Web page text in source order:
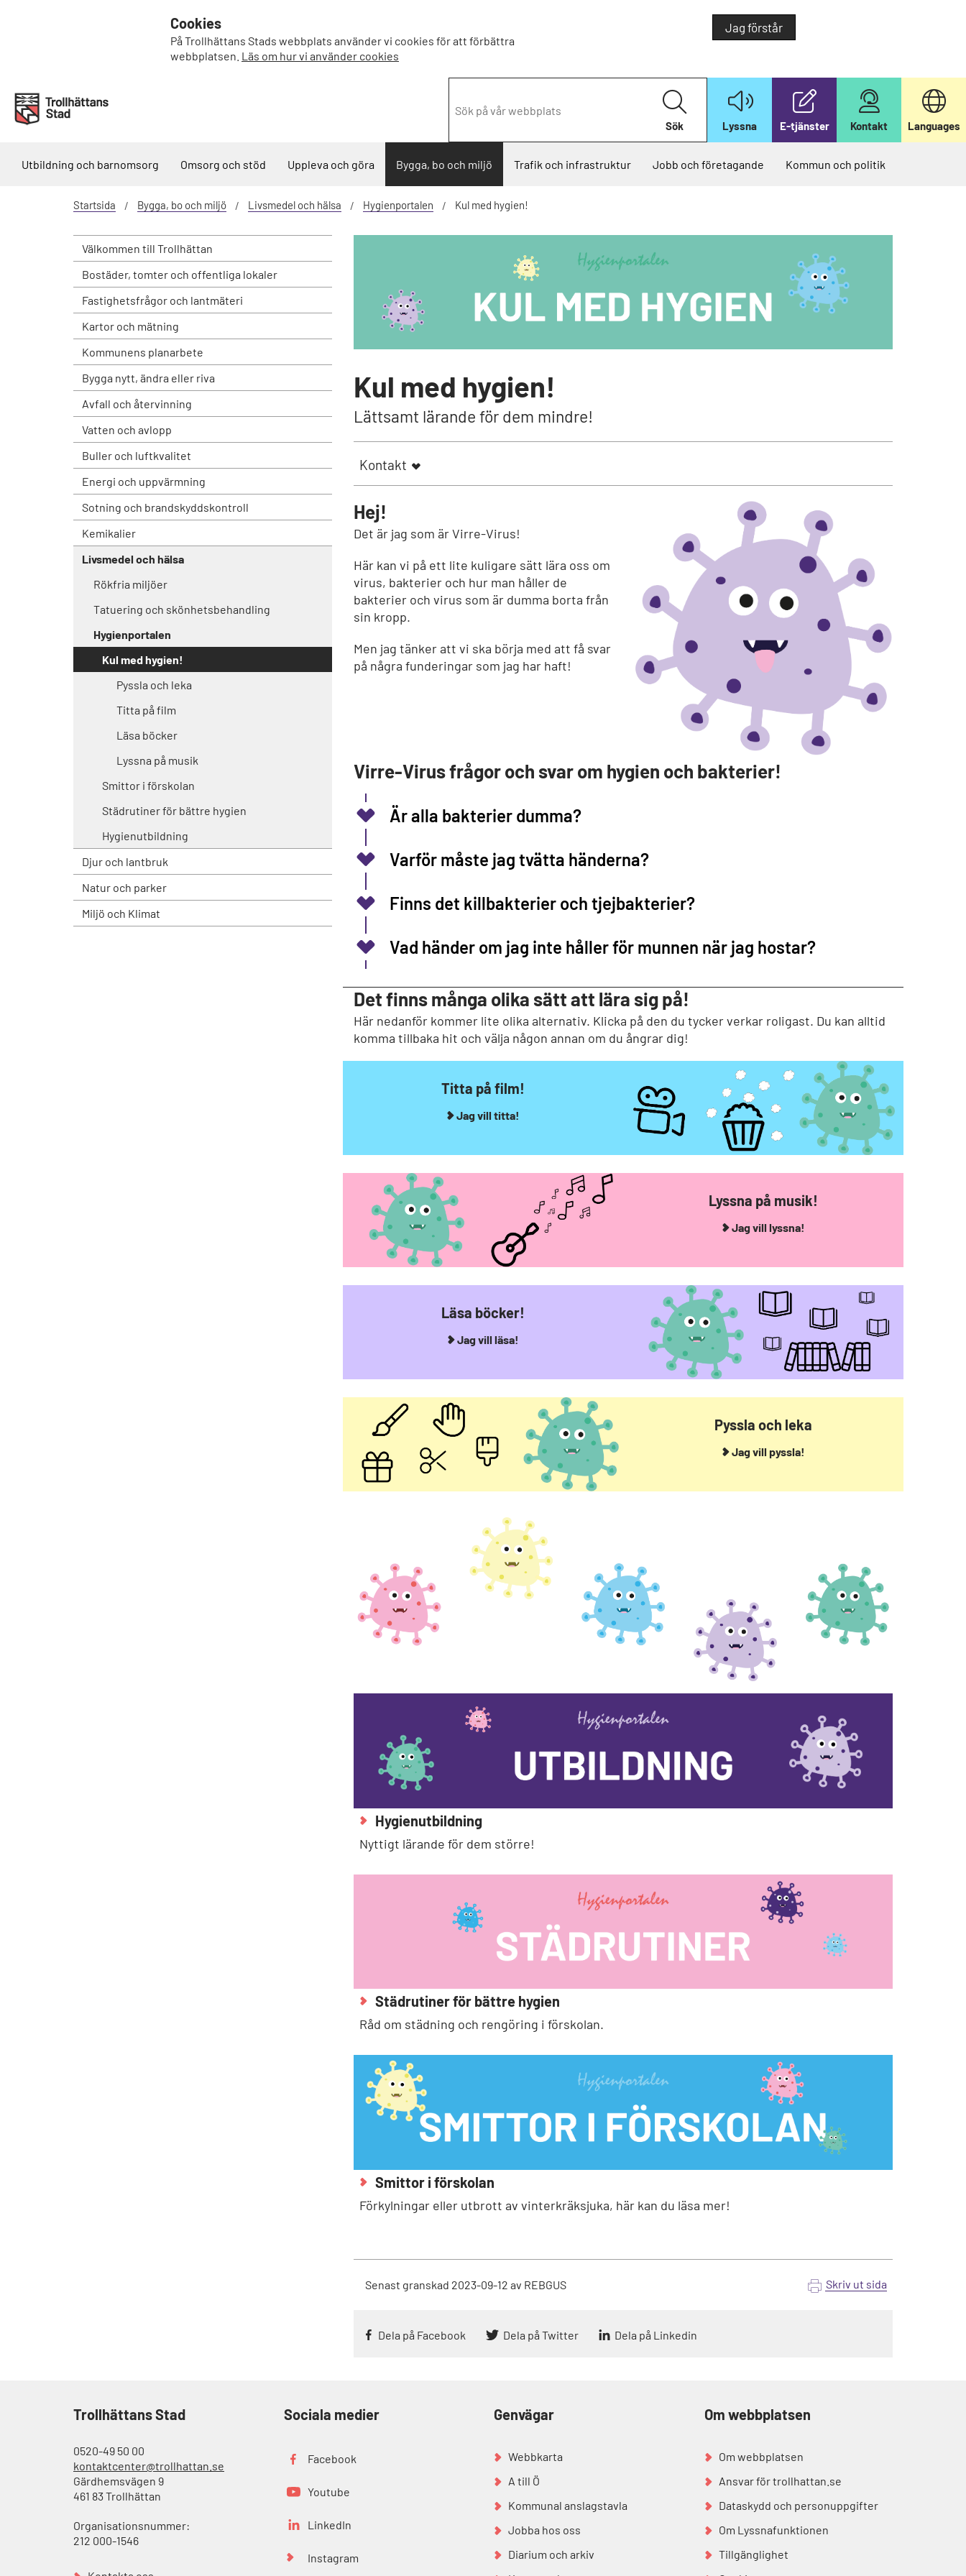
Cookies
På Trollhättans Stads webbplats använder vi cookies för att förbättra
webbplatsen. Läs om hur vi använder cookies
Jag förstår
å
p
a
t
Sök Lyssna E-tjänster Kontakt Languages
Utbildning och barnomsorg Omsorg och stöd Uppleva och göra Bygga, bo och miljö Trafik och infrastruktur Jobb och företagande Kommun och politik
Startsida Bygga, bo och miljö Livsmedel och hälsa Hygienportalen Kul med hygien!
Välkommen till Trollhättan
Bostäder, tomter och offentliga lokaler
Fastighetsfrågor och lantmäteri
Kartor och mätning
Kommunens planarbete
Bygga nytt, ändra eller riva
Avfall och återvinning
Vatten och avlopp
Buller och luftkvalitet
Energi och uppvärmning
Sotning och brandskyddskontroll
Kemikalier
Livsmedel och hälsa
Rökfria miljöer
Tatuering och skönhetsbehandling
Hygienportalen
Kul med hygien!
Pyssla och leka
Titta på film
Läsa böcker
Lyssna på musik
Smittor i förskolan
Städrutiner för bättre hygien
Hygienutbildning
Djur och lantbruk
Natur och parker
Miljö och Klimat
Kul med hygien!
Lättsamt lärande för dem mindre!
Kontakt
Hej!
Det är jag som är Virre-Virus!
Här kan vi på ett lite kuligare sätt lära oss om
virus, bakterier och hur man håller de
bakterier och virus som är dumma borta från
sin kropp.
Men jag tänker att vi ska börja med att få svar
på några funderingar som jag har haft!
Virre-Virus frågor och svar om hygien och bakterier!
Är alla bakterier dumma?
Varför måste jag tvätta händerna?
Finns det killbakterier och tjejbakterier?
Vad händer om jag inte håller för munnen när jag hostar?
Det finns många olika sätt att lära sig på!
Här nedanför kommer lite olika alternativ. Klicka på den du tycker verkar roligast. Du kan alltid
komma tillbaka hit och välja någon annan om du ångrar dig!
Titta på film!
Jag vill titta!
Lyssna på musik!
Jag vill lyssna!
Läsa böcker!
Jag vill läsa!
Pyssla och leka
Jag vill pyssla!
Hygienutbildning
Nyttigt lärande för dem större!
Städrutiner för bättre hygien
Råd om städning och rengöring i förskolan.
Smittor i förskolan
Förkylningar eller utbrott av vinterkräksjuka, här kan du läsa mer!
Senast granskad 2023-09-12 av REBGUS Skriv ut sida
Dela på Facebook Dela på Twitter Dela på Linkedin
Trollhättans Stad
0520-49 50 00
kontaktcenter@trollhattan.se
Gärdhemsvägen 9
461 83 Trollhättan
Organisationsnummer:
212 000-1546
Sociala medier
Facebook
Youtube
LinkedIn
Instagram
Genvägar
Webbkarta
A till Ö
Kommunal anslagstavla
Jobba hos oss
Diarium och arkiv
Om webbplatsen
Om webbplatsen
Ansvar för trollhattan.se
Dataskydd och personuppgifter
Om Lyssnafunktionen
Tillgänglighet